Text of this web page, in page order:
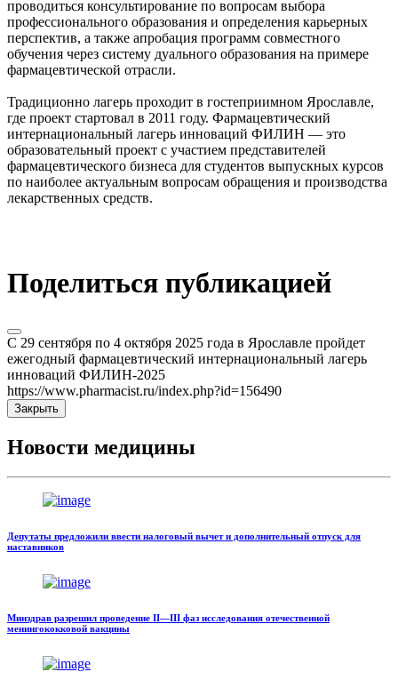
проводиться консультирование по вопросам выбора
профессионального образования и определения карьерных
перспектив, а также апробация программ совместного
обучения через систему дуального образования на примере
фармацевтической отрасли.
Традиционно лагерь проходит в гостеприимном Ярославле,
где проект стартовал в 2011 году. Фармацевтический
интернациональный лагерь инноваций ФИЛИН — это
образовательный проект с участием представителей
фармацевтического бизнеса для студентов выпускных курсов
по наиболее актуальным вопросам обращения и производства
лекарственных средств.
Поделиться публикацией
С 29 сентября по 4 октября 2025 года в Ярославле пройдет
ежегодный фармацевтический интернациональный лагерь
инноваций ФИЛИН-2025
https://www.pharmacist.ru/index.php?id=156490
Закрыть
Новости медицины
Депутаты предложили ввести налоговый вычет и дополнительный отпуск для
наставников
Минздрав разрешил проведение II—III фаз исследования отечественной
менингококковой вакцины